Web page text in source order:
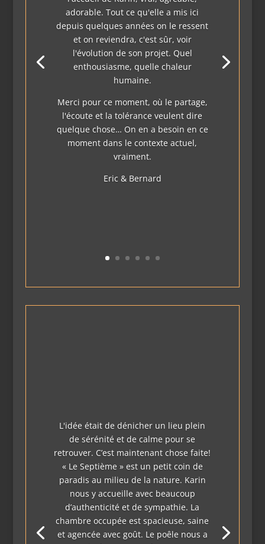
adorable. Tout ce qu'elle a mis ici
depuis quelques années on le ressent
et on reviendra, c'est sûr, voir
l'évolution de son projet. Quel
enthousiasme, quelle chaleur
humaine.
Merci pour ce moment, où le partage,
l'écoute et la tolérance veulent dire
quelque chose… On en a besoin en ce
moment dans le contexte actuel,
vraiment.
Eric & Bernard
L'idée était de dénicher un lieu plein
de sérénité et de calme pour se
retrouver. C’est maintenant chose faite!
« Le Septième » est un petit coin de
paradis au milieu de la nature. Karin
nous y accueille avec beaucoup
d’authenticité et de sympathie. La
chambre occupée est spacieuse, saine
et agencée avec goût. Le poêle nous a